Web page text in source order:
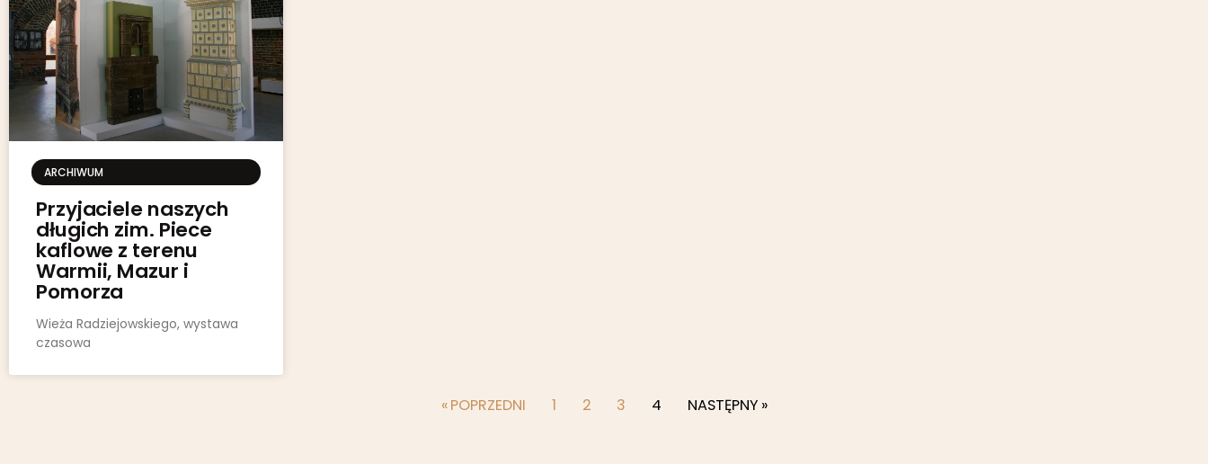
ARCHIWUM
Przyjaciele naszych
długich zim. Piece
kaflowe z terenu
Warmii, Mazur i
Pomorza
Wieża Radziejowskiego, wystawa
czasowa
« POPRZEDNI 1 2 3 4 NASTĘPNY »